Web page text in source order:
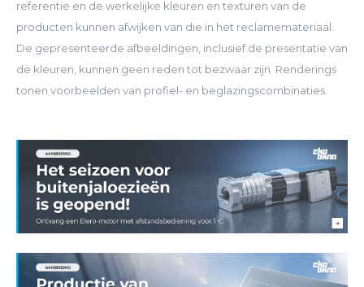
referentie en de werkelijke kleuren en texturen van de
producten kunnen afwijken van die in het reclamemateriaal.
De gepresenteerde afbeeldingen, inclusief de presentatie van
de kleuren, kunnen geen reden tot bezwaar zijn. Renderings
tonen voorbeelden van profiel- en beglazingscombinaties.